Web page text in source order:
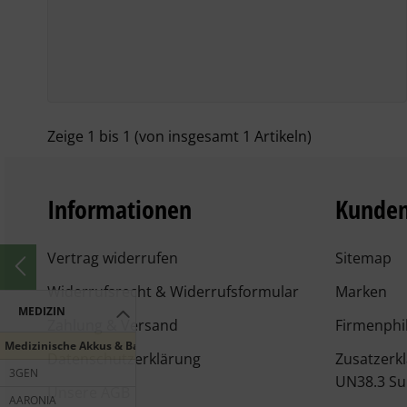
MEDIZIN
Medizinische Akkus & Batterien
3GEN
AARONIA
Zeige 1 bis 1 (von insgesamt 1 Artikeln)
Informationen
Vertrag widerrufen
Widerrufsrecht & Widerrufsformular
Zahlung & Versand
Datenschutzerklärung
Unsere AGB
Sitemap
Marken
UN38.3